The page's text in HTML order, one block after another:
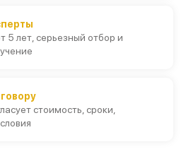
5 лет, серьезный отбор и
стоимость, сроки,